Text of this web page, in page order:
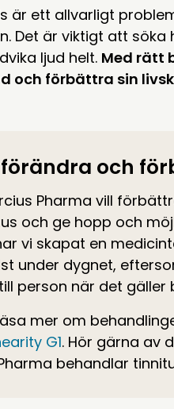
är ett allvarligt
Det är viktigt att
ljud helt. Med rätt
och förbättra sin
och
Pharma vill
och ge hopp och
vi skapat en
under dygnet,
person när det
mer om
G1. Hör gärna av
behandlar